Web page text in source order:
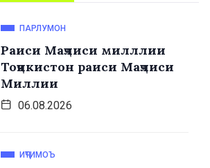
ПАРЛУМОН
Раиси Маҷлиси милллии
Тоҷикистон раиси Маҷлиси
Миллии
06.08.2026
ИҶТИМОЪ